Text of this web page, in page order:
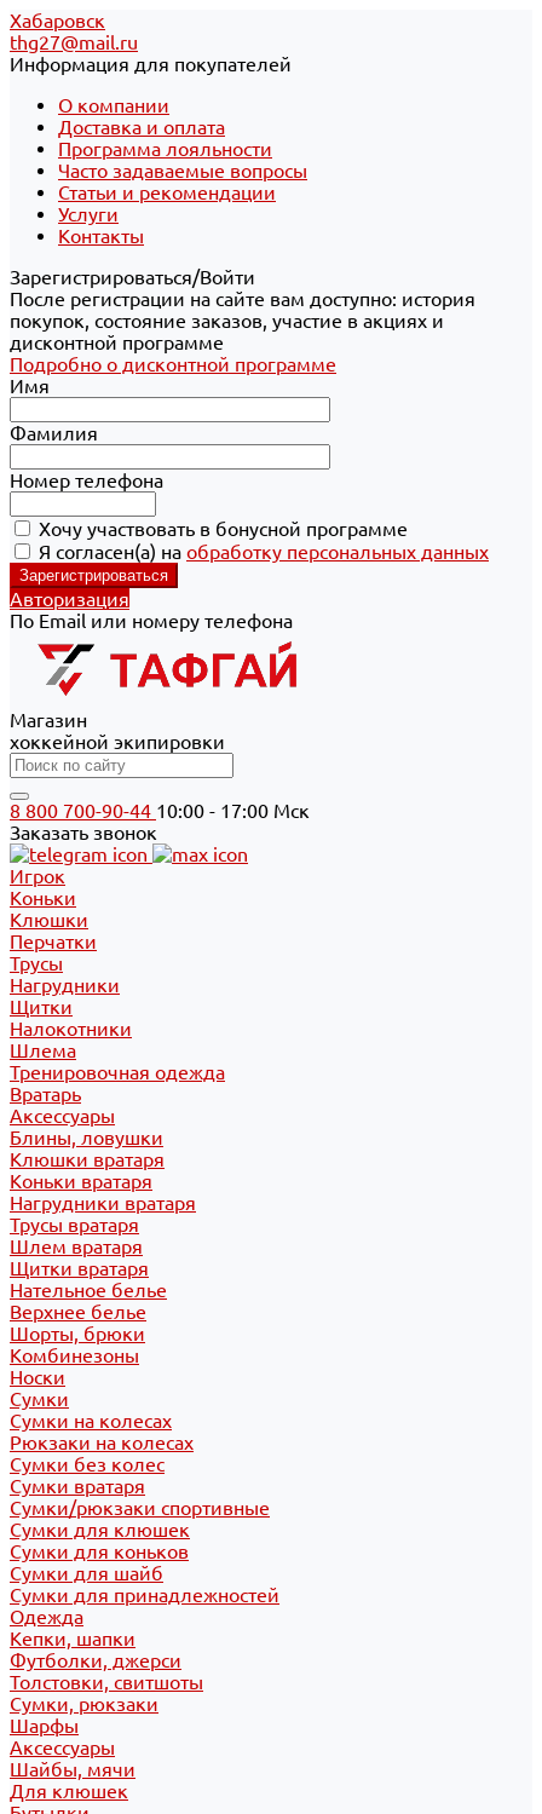
Хабаровск
thg27@mail.ru
Информация для покупателей
О компании
Доставка и оплата
Программа лояльности
Часто задаваемые вопросы
Статьи и рекомендации
Услуги
Контакты
Зарегистрироваться/Войти
После регистрации на сайте вам доступно: история
покупок, состояние заказов, участие в акциях и
дисконтной программе
Подробно о дисконтной программе
Имя
Фамилия
Номер телефона
Хочу участвовать в бонусной программе
Я согласен(а) на обработку персональных данных
Авторизация
По Email или номеру телефона
Магазин
хоккейной экипировки
8 800 700-90-44 10:00 - 17:00 Мск
Заказать звонок
Игрок
Коньки
Клюшки
Перчатки
Трусы
Нагрудники
Щитки
Налокотники
Шлема
Тренировочная одежда
Вратарь
Аксессуары
Блины, ловушки
Клюшки вратаря
Коньки вратаря
Нагрудники вратаря
Трусы вратаря
Шлем вратаря
Щитки вратаря
Нательное белье
Верхнее белье
Шорты, брюки
Комбинезоны
Носки
Сумки
Сумки на колесах
Рюкзаки на колесах
Сумки без колес
Сумки вратаря
Сумки/рюкзаки спортивные
Сумки для клюшек
Сумки для коньков
Сумки для шайб
Сумки для принадлежностей
Одежда
Кепки, шапки
Футболки, джерси
Толстовки, свитшоты
Сумки, рюкзаки
Шарфы
Аксессуары
Шайбы, мячи
Для клюшек